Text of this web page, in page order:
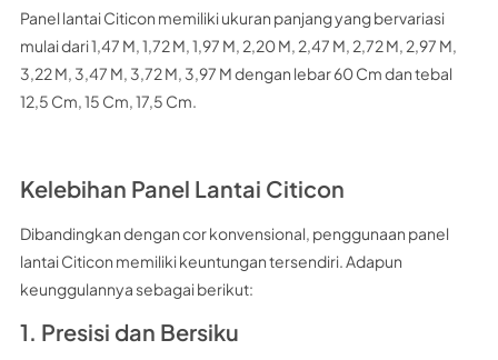
Panel lantai Citicon memiliki ukuran panjang yang bervariasi
mulai dari 1,47 M, 1,72 M, 1,97 M, 2,20 M, 2,47 M, 2,72 M, 2,97 M,
3,22 M, 3,47 M, 3,72 M, 3,97 M dengan lebar 60 Cm dan tebal
12,5 Cm, 15 Cm, 17,5 Cm.
Kelebihan Panel Lantai Citicon
Dibandingkan dengan cor konvensional, penggunaan panel
lantai Citicon memiliki keuntungan tersendiri. Adapun
keunggulannya sebagai berikut:
1. Presisi dan Bersiku